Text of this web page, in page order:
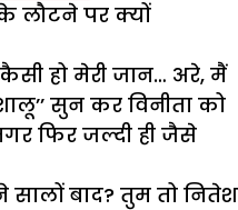
लौटने पर क्यों
कैसी हो मेरी जान… अरे, मैं
सुन कर विनीता को
फिर जल्दी ही जैसे
बाद? तुम तो नितेश